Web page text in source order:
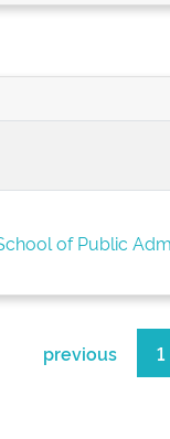
of Public
previous 1